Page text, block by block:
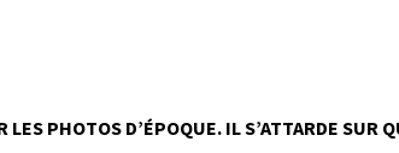
PHOTOS D’ÉPOQUE. IL S’ATTARDE SUR